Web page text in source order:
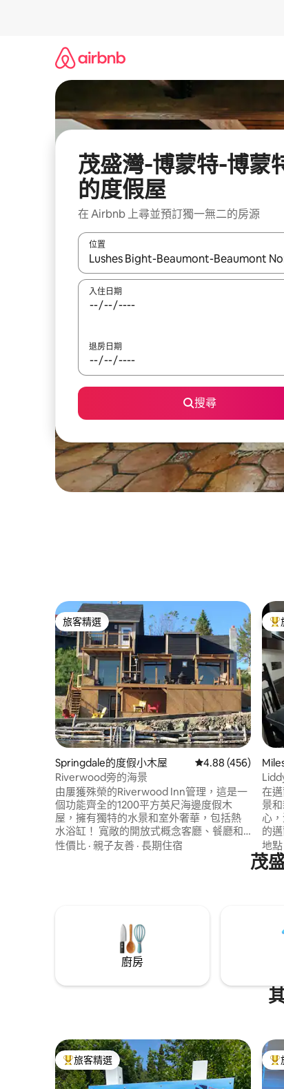
茂盛灣-博蒙特-博蒙
的度假屋
在 Airbnb 上尋並預訂獨一無二的房源
位置
如有搜尋結果，瀏覽內容時請使用上下箭頭，
入住日期
退房日期
搜尋
旅客精選
旅客精選
Springdale的度假小木屋 從 456 則評價中獲
4.88 (456)
Riverwood旁的海景
由屢獲殊榮的Riverwood Inn管理，這是一
個功能齊全的1200平方英尺海邊度假木
屋，擁有獨特的水景和室外奢華，包括熱
水浴缸！ 寬敞的開放式概念客廳、餐廳和
廚房區域，擁有拱形雲杉天花板、樺木地
性價比 · 親子友善 · 長期住宿
旅
在
景
心
的
風
船
採
地點
茂
廚房
旅客精選榜首
旅客精選 旅